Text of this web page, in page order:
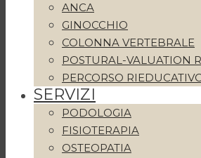
ANCA
GINOCCHIO
COLONNA VERTEBRALE
POSTURAL-VALUATION
PERCORSO
SERVIZI
PODOLOGIA
FISIOTERAPIA
OSTEOPATIA